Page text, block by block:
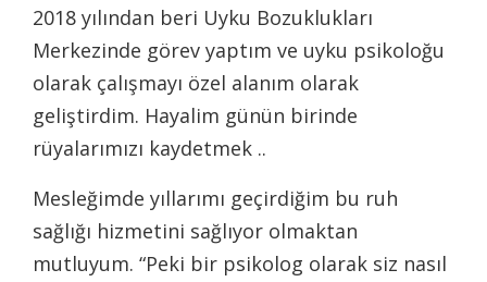
2018 yılından beri Uyku Bozuklukları
Merkezinde görev yaptım ve uyku psikoloğu
olarak çalışmayı özel alanım olarak
geliştirdim. Hayalim günün birinde
rüyalarımızı kaydetmek ..
Mesleğimde yıllarımı geçirdiğim bu ruh
sağlığı hizmetini sağlıyor olmaktan
mutluyum. “Peki bir psikolog olarak siz nasıl